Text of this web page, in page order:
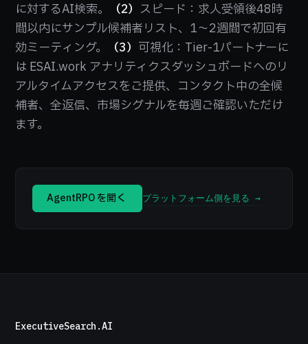
に対するAI検索。
（2） スピード：求人受領後48時
間以内にサンプル候補者リスト、1〜2週間で初回有
効ミーティング。
（3） 可視化：Tier-1パートナーに
は ESAI.work アナリティクスダッシュボードへのリ
アルタイムアクセスをご提供、コンタクト中の全候
補者、全返信、市場シグナルを毎週ご確認いただけ
ます。
AgentRPO を開く → プラットフォーム側を見る →
ExecutiveSearch.AI